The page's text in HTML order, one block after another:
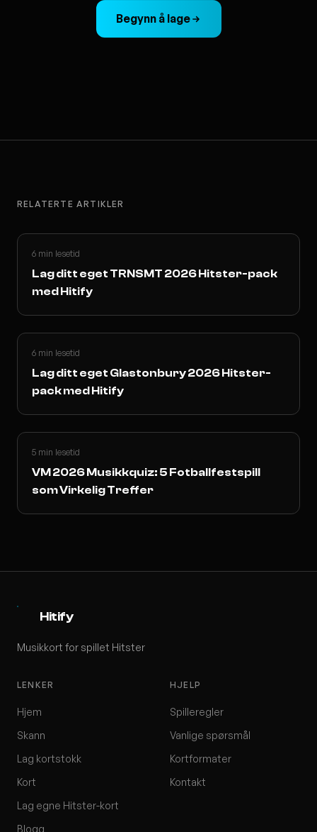
Begynn å lage
RELATERTE ARTIKLER
6 min lesetid
Lag ditt eget TRNSMT 2026 Hitster-pack
med Hitify
6 min lesetid
Lag ditt eget Glastonbury 2026 Hitster-
pack med Hitify
5 min lesetid
VM 2026 Musikkquiz: 5 Fotballfestspill
som Virkelig Treffer
Hitify
Musikkort for spillet Hitster
LENKER
Hjem
Skann
Lag kortstokk
Kort
Lag egne Hitster-kort
Blogg
HJELP
Spilleregler
Vanlige spørsmål
Kortformater
Kontakt